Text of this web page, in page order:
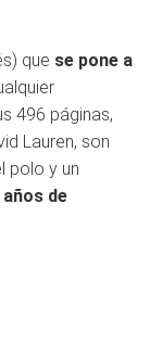
que se pone a
496 páginas,
Lauren, son
polo y un
de